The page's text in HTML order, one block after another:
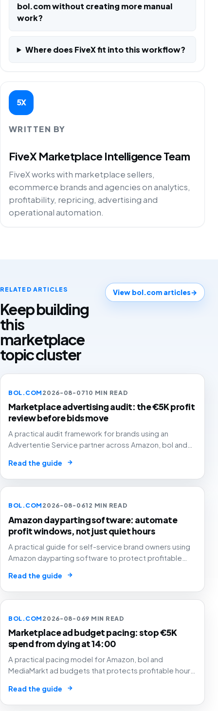
bol.com without creating more manual
work?
Where does FiveX fit into this workflow?
5X
WRITTEN BY
FiveX Marketplace Intelligence Team
FiveX works with marketplace sellers,
ecommerce brands and agencies on analytics,
profitability, repricing, advertising and
operational automation.
RELATED ARTICLES
Keep building
this
marketplace
topic cluster
View bol.com articles→
BOL.COM2026-08-0710 MIN READ
Marketplace advertising audit: the €5K profit
review before bids move
A practical audit framework for brands using an
Advertentie Service partner across Amazon, bol and
weak SKU margin, stock risk or poor marketplace
allocation.
Read the guide →
BOL.COM2026-08-0612 MIN READ
Amazon dayparting software: automate
profit windows, not just quiet hours
A practical guide for self-service brand owners using
Amazon dayparting software to protect profitable
simply cutting low-converting time slots.
Read the guide →
BOL.COM2026-08-069 MIN READ
Marketplace ad budget pacing: stop €5K
spend from dying at 14:00
A practical pacing model for Amazon, bol and
MediaMarkt ad budgets that protects profitable hours,
smoothly.
Read the guide →